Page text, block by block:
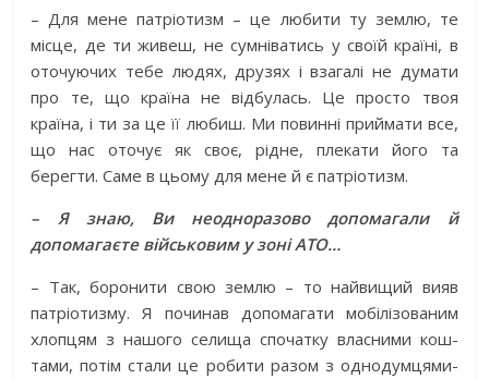
– Для мене патріотизм – це любити ту землю, те
місце, де ти живеш, не сумніватись у своїй країні, в
оточуючих тебе людях, друзях і взагалі не думати
про те, що країна не відбулась. Це просто твоя
країна, і ти за це її любиш. Ми повинні приймати все,
що нас оточує як своє, рідне, плекати його та
берегти. Саме в цьому для мене й є патріотизм.
– Я знаю, Ви неодноразово допомагали й
допомагаєте військовим у зоні АТО…
– Так, боронити свою землю – то найвищий вияв
патріотизму. Я починав допомагати мобілізованим
хлопцям з нашого селища спочатку власними кош­
тами, потім стали це робити разом з однодумцями-